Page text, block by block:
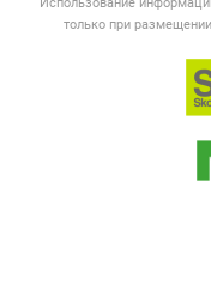
только при